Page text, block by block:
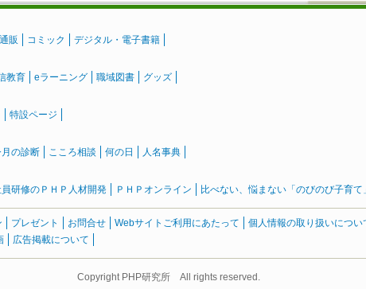
販 コミック デジタル・電子書籍
教育 eラーニング 職域図書 グッズ
特設ページ
月の診断 こころ相談 何の日 人名事典
研修のＰＨＰ人材開発 ＰＨＰオンライン 比べない、悩まない「のびのび子育て
プレゼント お問合せ Webサイトご利用にあたって 個人情報の取り扱いについ
広告掲載について
Copyright PHP研究所 All rights reserved.